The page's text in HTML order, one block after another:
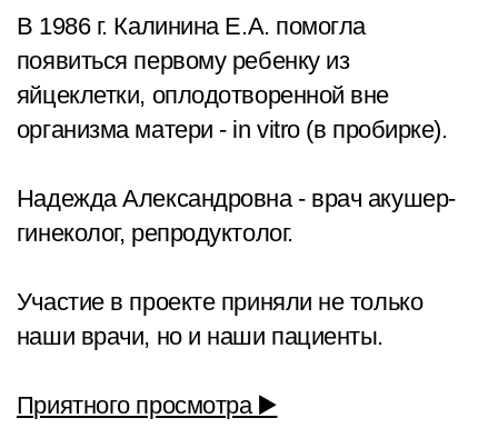
В 1986 г. Калинина Е.А. помогла
появиться первому ребенку из
яйцеклетки, оплодотворенной вне
организма матери - in vitro (в пробирке).
Надежда Александровна - врач акушер-
гинеколог, репродуктолог.
Участие в проекте приняли не только
наши врачи, но и наши пациенты.
Приятного просмотра ▶️